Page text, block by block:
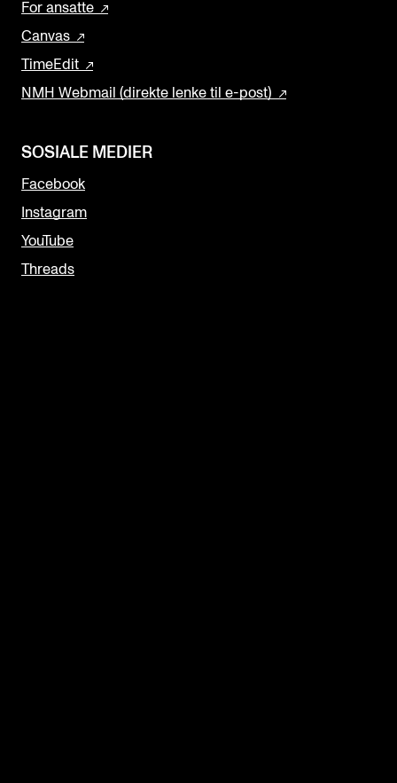
For ansatte
Canvas
TimeEdit
NMH Webmail (direkte lenke til e-post)
SOSIALE MEDIER
Facebook
Instagram
YouTube
Threads